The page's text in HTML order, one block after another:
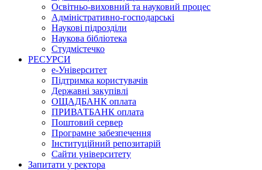
Освітньо-виховний та науковий процес
Адміністративно-господарські
Наукові підрозділи
Наукова бібліотека
Студмістечко
РЕСУРСИ
е-Університет
Підтримка користувачів
Державні закупівлі
ОЩАДБАНК оплата
ПРИВАТБАНК оплата
Поштовий сервер
Програмне забезпечення
Інституційний репозитарій
Сайти університету
Запитати у ректора